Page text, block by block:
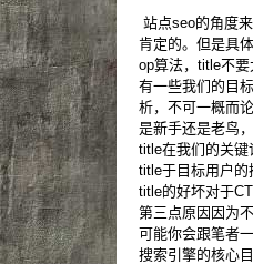
站点seo的角度
肯定的。但是具
op算法，title不
有一些我们的目
析，不可一概而
是新手还是老鸟
title在我们的关键
title于目标用户的
title的好坏对于
第三点原因因为
可能你会跟笔者
搜索引擎的核心